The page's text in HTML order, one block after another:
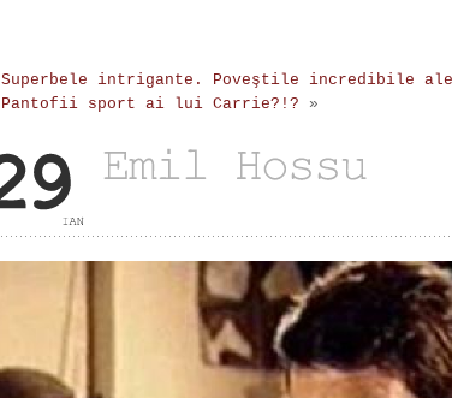
Superbele intrigante. Poveştile incredibile ale
Pantofii sport ai lui Carrie?!? »